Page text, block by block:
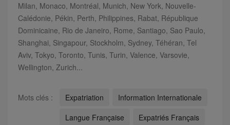
Milan, Monaco, Montréal, Munich, New York, Nouvelle-
Calédonie, Pékin, Perth, Philippines, Rabat, République
Dominicaine, Rio de Janeiro, Rome, Santiago, Sao Paulo,
Shanghai, Singapour, Stockholm, Sydney, Téhéran, Tel
Aviv, Tokyo, Toronto, Tunis, Turin, Valence, Varsovie,
Wellington, Zurich...
Mots clés : Expatriation
Information Internationale
Langue Française
Expatriés Français